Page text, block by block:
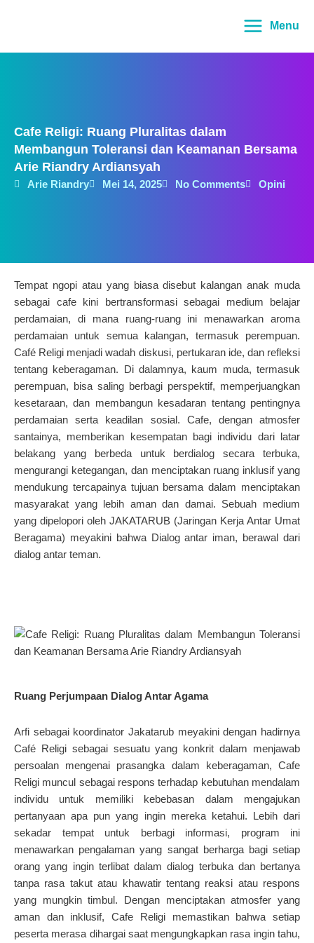
Menu
Cafe Religi: Ruang Pluralitas dalam
Membangun Toleransi dan Keamanan Bersama
Arie Riandry Ardiansyah
Arie Riandry Mei 14, 2025 No Comments Opini
Tempat ngopi atau yang biasa disebut kalangan anak muda
sebagai cafe kini bertransformasi sebagai medium belajar
perdamaian, di mana ruang-ruang ini menawarkan aroma
perdamaian untuk semua kalangan, termasuk perempuan.
Café Religi menjadi wadah diskusi, pertukaran ide, dan refleksi
tentang keberagaman. Di dalamnya, kaum muda, termasuk
perempuan, bisa saling berbagi perspektif, memperjuangkan
kesetaraan, dan membangun kesadaran tentang pentingnya
perdamaian serta keadilan sosial. Cafe, dengan atmosfer
santainya, memberikan kesempatan bagi individu dari latar
belakang yang berbeda untuk berdialog secara terbuka,
mengurangi ketegangan, dan menciptakan ruang inklusif yang
mendukung tercapainya tujuan bersama dalam menciptakan
masyarakat yang lebih aman dan damai. Sebuah medium
yang dipelopori oleh JAKATARUB (Jaringan Kerja Antar Umat
Beragama) meyakini bahwa Dialog antar iman, berawal dari
dialog antar teman.
Ruang Perjumpaan Dialog Antar Agama
Arfi sebagai koordinator Jakatarub meyakini dengan hadirnya
Café Religi sebagai sesuatu yang konkrit dalam menjawab
persoalan mengenai prasangka dalam keberagaman, Cafe
Religi muncul sebagai respons terhadap kebutuhan mendalam
individu untuk memiliki kebebasan dalam mengajukan
pertanyaan apa pun yang ingin mereka ketahui. Lebih dari
sekadar tempat untuk berbagi informasi, program ini
menawarkan pengalaman yang sangat berharga bagi setiap
orang yang ingin terlibat dalam dialog terbuka dan bertanya
tanpa rasa takut atau khawatir tentang reaksi atau respons
yang mungkin timbul. Dengan menciptakan atmosfer yang
aman dan inklusif, Cafe Religi memastikan bahwa setiap
peserta merasa dihargai saat mengungkapkan rasa ingin tahu,